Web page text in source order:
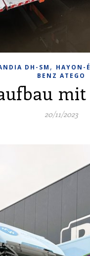
DH-SM , HAYON-
BENZ ATEGO
mit
20/11/2023